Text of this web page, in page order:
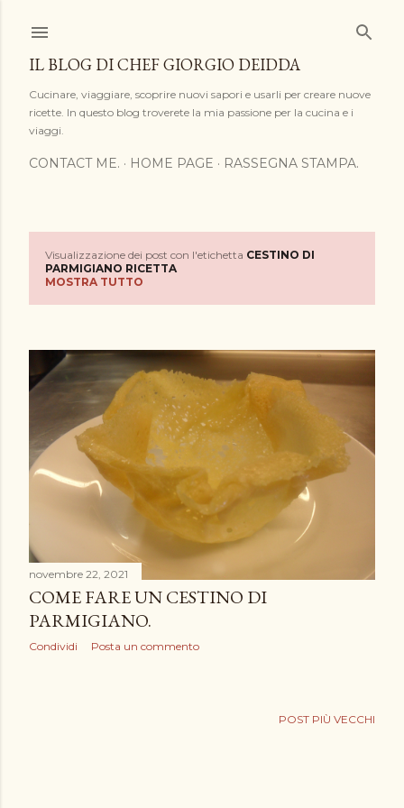
IL BLOG DI CHEF GIORGIO DEIDDA
Cucinare, viaggiare, scoprire nuovi sapori e usarli per creare nuove
ricette. In questo blog troverete la mia passione per la cucina e i
viaggi.
CONTACT ME. HOME PAGE RASSEGNA STAMPA.
o
s
t
Visualizzazione dei post con l'etichetta CESTINO DI
PARMIGIANO RICETTA
MOSTRA TUTTO
novembre 22, 2021
COME FARE UN CESTINO DI
PARMIGIANO.
Condividi Posta un commento
POST PIÙ VECCHI